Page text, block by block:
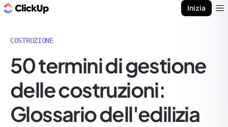
Inizia
COSTRUZIONE
50 termini di gestione
delle costruzioni:
Glossario dell'edilizia